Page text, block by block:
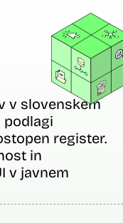
v slovenskem
podlagi
register.
in
v javnem